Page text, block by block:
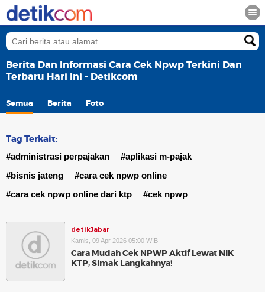
Berita Dan Informasi Cara Cek Npwp Terkini Dan
Terbaru Hari Ini - Detikcom
Semua Berita Foto
Tag Terkait:
#administrasi perpajakan
#aplikasi m-pajak
#bisnis jateng
#cara cek npwp online
#cara cek npwp online dari ktp
#cek npwp
detikJabar
Kamis, 09 Apr 2026 05:00 WIB
Cara Mudah Cek NPWP Aktif Lewat NIK
KTP, Simak Langkahnya!